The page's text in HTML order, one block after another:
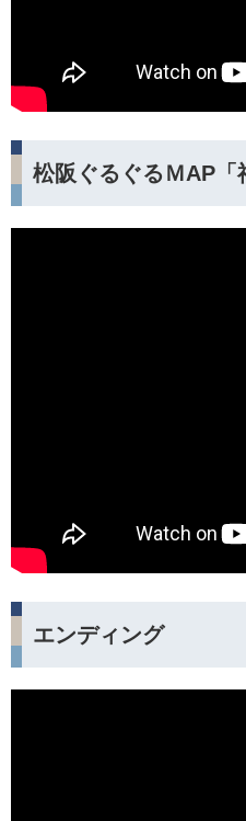
松阪ぐるぐるＭAP「
エンディング